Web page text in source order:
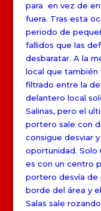
para en vez de
fuera. Tras esta
periodo de
fallidos que las
desbaratar. A la
local que también
filtrado entre la
delantero local
Salinas, pero el
portero sale con
consigue desviar
oportunidad. Solo
es con un centro
portero desvía de
borde del área y
Salas sale